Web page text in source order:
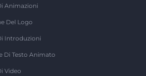
Animazioni
Del Logo
Introduzioni
Di Testo Animato
Video